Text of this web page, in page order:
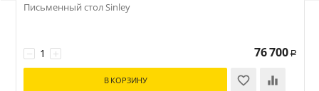
Письменный стол Sinley
+
− 76 700 Р
В КОРЗИНУ